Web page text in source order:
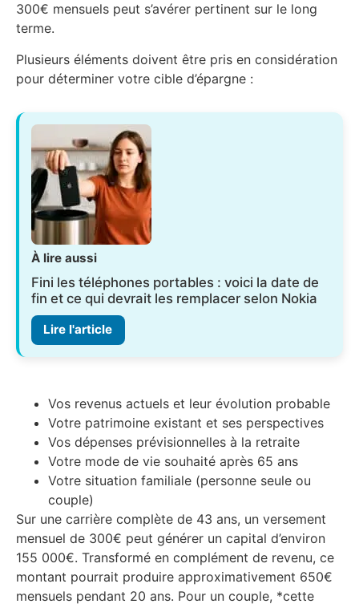
300€ mensuels peut s’avérer pertinent sur le long
terme.
Plusieurs éléments doivent être pris en considération
pour déterminer votre cible d’épargne :
À lire aussi
Fini les téléphones portables : voici la date de
fin et ce qui devrait les remplacer selon Nokia
Lire l'article
Vos revenus actuels et leur évolution probable
Votre patrimoine existant et ses perspectives
Vos dépenses prévisionnelles à la retraite
Votre mode de vie souhaité après 65 ans
Votre situation familiale (personne seule ou
couple)
Sur une carrière complète de 43 ans, un versement
mensuel de 300€ peut générer un capital d’environ
155 000€. Transformé en complément de revenu, ce
montant pourrait produire approximativement 650€
mensuels pendant 20 ans. Pour un couple, *cette